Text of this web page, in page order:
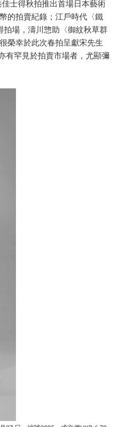
士得秋拍推出首場日本藝術
的拍賣紀錄；江戶時代〈鐵
拍場，濤川惣助〈御紋秋草群
榮幸於此次春拍呈獻宋先生
有罕見於拍賣市場者，尤顯彌